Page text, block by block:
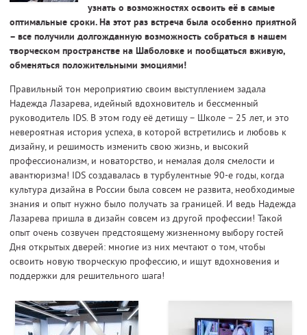
узнать о возможностях освоить её в самые
оптимальные сроки. На этот раз встреча была особенно приятной
– все получили долгожданную возможность собраться в нашем
творческом пространстве на Шаболовке и пообщаться вживую,
обменяться положительными эмоциями!
Правильный тон мероприятию своим выступлением задала
Надежда Лазарева, идейный вдохновитель и бессменный
руководитель IDS. В этом году её детищу – Школе – 25 лет, и это
невероятная история успеха, в которой встретились и любовь к
дизайну, и решимость изменить свою жизнь, и высокий
профессионализм, и новаторство, и немалая доля смелости и
авантюризма! IDS создавалась в турбулентные 90-е годы, когда
культура дизайна в России была совсем не развита, необходимые
знания и опыт нужно было получать за границей. И ведь Надежда
Лазарева пришла в дизайн совсем из другой профессии! Такой
опыт очень созвучен предстоящему жизненному выбору гостей
Дня открытых дверей: многие из них мечтают о том, чтобы
освоить новую творческую профессию, и ищут вдохновения и
поддержки для решительного шага!